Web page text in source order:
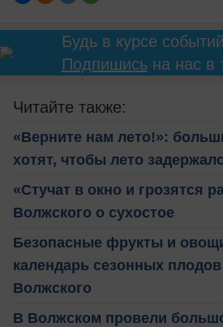
Будь в курсе
Подпишисьна нас в
Читайте также:
«Верните нам лето!»:
хотят, чтобы лето
«Стучат в окно и грозятся
Волжского о сухостое
Безопасные фрукты и
календарь сезонных
Волжского
В Волжском провели